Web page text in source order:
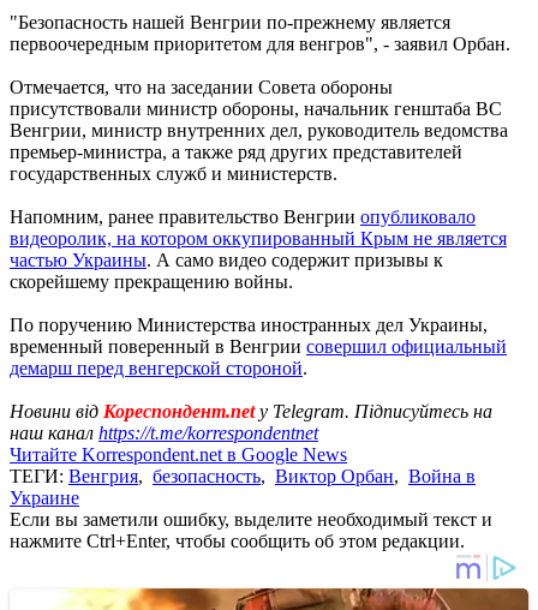
"Безопасность нашей Венгрии по-прежнему является
первоочередным приоритетом для венгров", - заявил Орбан.
Отмечается, что на заседании Совета обороны
присутствовали министр обороны, начальник генштаба ВС
Венгрии, министр внутренних дел, руководитель ведомства
премьер-министра, а также ряд других представителей
государственных служб и министерств.
Напомним, ранее правительство Венгрии опубликовало
видеоролик, на котором оккупированный Крым не является
частью Украины. А само видео содержит призывы к
скорейшему прекращению войны.
По поручению Министерства иностранных дел Украины,
временный поверенный в Венгрии совершил официальный
демарш перед венгерской стороной.
Новини від Кореспондент.netу Telegram. Підписуйтесь на
наш канал https://t.me/korrespondentnet
Читайте Korrespondent.net в Google News
ТЕГИ: Венгрия, безопасность, Виктор Орбан, Война в
Украине
Если вы заметили ошибку, выделите необходимый текст и
нажмите Ctrl+Enter, чтобы сообщить об этом редакции.